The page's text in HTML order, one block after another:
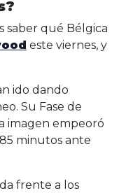
saber qué Bélgica
este viernes, y
ido dando
Su Fase de
imagen empeoró
minutos ante
frente a los